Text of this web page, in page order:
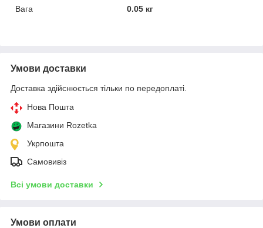
Вага
0.05 кг
Умови доставки
Доставка здійснюється тільки по передоплаті.
Нова Пошта
Магазини Rozetka
Укрпошта
Самовивіз
Всі умови доставки
Умови оплати